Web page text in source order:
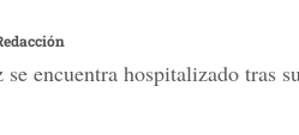
encuentra hospitalizado tras